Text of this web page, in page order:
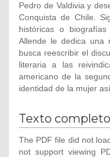
Pedro de Valdivia y
Conquista de Chile.
históricas o
Allende le dedica una
busca reescribir el
literaria a las
americano de la
identidad de la mujer
Texto completo
The PDF file did not
not support viewing